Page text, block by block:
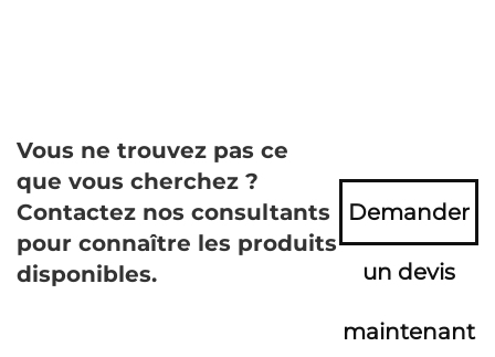
Vous ne trouvez pas ce
que vous cherchez ?
Contactez nos consultants
pour connaître les produits
disponibles.
Demander
un devis
maintenant